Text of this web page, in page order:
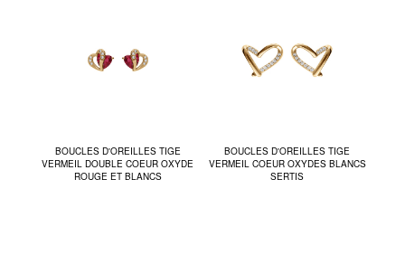
BOUCLES D'OREILLES TIGE
VERMEIL DOUBLE COEUR OXYDE
ROUGE ET BLANCS
BOUCLES D'OREILLES TIGE
VERMEIL COEUR OXYDES BLANCS
SERTIS